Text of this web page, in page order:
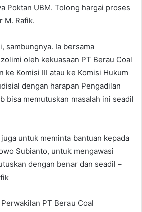
Poktan UBM. Tolong hargai proses
M. Rafik.
sambungnya. Ia bersama
oleh kekuasaan PT Berau Coal
ke Komisi III atau ke Komisi Hukum
dengan harapan Pengadilan
bisa memutuskan masalah ini seadil
untuk meminta bantuan kepada
Subianto, untuk mengawasi
dengan benar dan seadil –
PT Berau Coal